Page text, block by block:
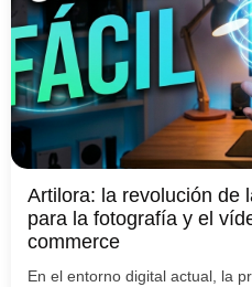
Artilora: la revolución de
para la fotografía y el
commerce
En el entorno digital actual, la